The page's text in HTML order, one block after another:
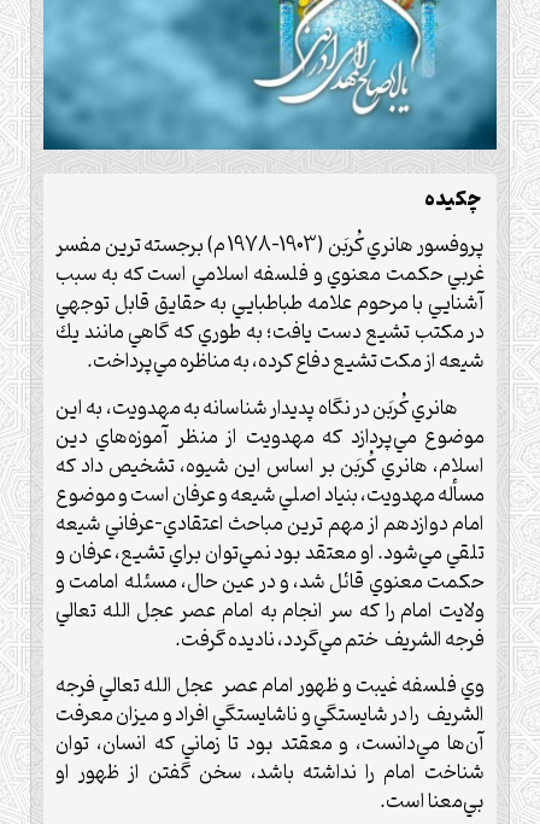
چكيده
پروفسور هانري كُربَن (1903-1978 م) برجسته ترين مفسر
غربي حكمت معنوي و فلسفه اسلامي است كه به سبب
آشنايي با مرحوم علامه طباطبايي به حقايق قابل توجهي
در مكتب تشيع دست يافت؛ به طوري كه گاهي مانند يك
شيعه از مكت تشيع دفاع كرده، به مناظره مي‌پرداخت.
هانري كُربَن در نگاه پديدار شناسانه به مهدويت، به اين
موضوع مي‌پردازد كه مهدويت از منظر آموزه‌هاي دين
اسلام، هانري كُربَن بر اساس اين شيوه، تشخيص داد كه
مسأله مهدويت، بنياد اصلي شيعه و عرفان است و موضوع
امام دوازدهم از مهم ترين مباحث اعتقادي-عرفاني شيعه
تلقي مي‌شود. او معتقد بود نمي‌توان براي تشيع، عرفان و
حكمت معنوي قائل شد، و در عين حال، مسئله امامت و
ولايت امام را كه سر انجام به امام عصر عجل الله تعالي
فرجه الشريف ختم مي‌گردد، ناديده گرفت.
وي فلسفه غيبت و ظهور امام عصر عجل الله تعالي فرجه
الشريف را در شايستگي و ناشايستگي افراد و ميزان معرفت
آن‌ها مي‌دانست، و معقتد بود تا زماني كه انسان، توان
شناخت امام را نداشته باشد، سخن گفتن از ظهور او
بي‌معنا است.